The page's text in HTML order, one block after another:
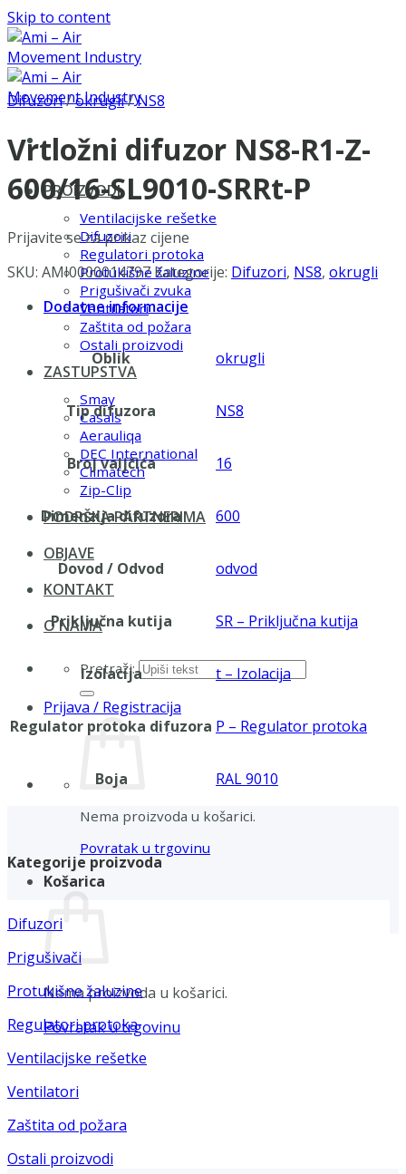
Skip to content
PROIZVODI
Ventilacijske rešetke
Difuzori
Regulatori protoka
Protukišne žaluzine
Prigušivači zvuka
Ventilatori
Zaštita od požara
Ostali proizvodi
ZASTUPSTVA
Smay
Casals
Aerauliqa
DEC International
Climatech
Zip-Clip
PODRŠKA PARTNERIMA
OBJAVE
KONTAKT
O NAMA
Pretraži:
Prijava / Registracija
Nema proizvoda u košarici.
Povratak u trgovinu
Košarica
Nema proizvoda u košarici.
Povratak u trgovinu
Difuzori/okrugli/NS8
Vrtložni difuzor NS8-R1-Z-
600/16-SL9010-SRRt-P
Prijavite se za prikaz cijene
SKU: AMI0000014797 Kategorije: Difuzori, NS8, okrugli
Dodatne informacije
Oblik okrugli
Tip difuzora NS8
Broj valjčića 16
Dimenzija difuzora 600
Dovod / Odvod odvod
Priključna kutija SR – Priključna kutija
Izolacija t – Izolacija
Regulator protoka difuzora P – Regulator protoka
Boja RAL 9010
Kategorije proizvoda
Difuzori
Prigušivači
Protukišne žaluzine
Regulatori protoka
Ventilacijske rešetke
Ventilatori
Zaštita od požara
Ostali proizvodi